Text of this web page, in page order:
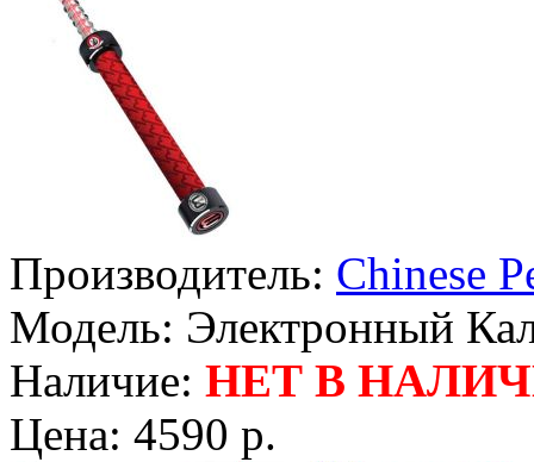
Производитель: Chinese
Модель: Электронный
Наличие: НЕТ В
Цена: 4590 р.